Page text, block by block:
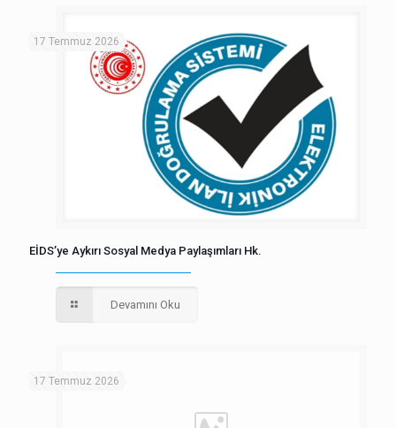
17 Temmuz 2026
EİDS’ye Aykırı Sosyal Medya Paylaşımları Hk.
Devamını Oku
17 Temmuz 2026